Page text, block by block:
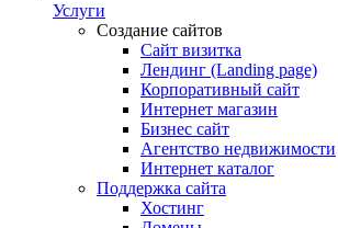
Услуги
Создание сайтов
Сайт визитка
Лендинг (Landing page)
Корпоративный сайт
Интернет магазин
Бизнес сайт
Агентство недвижимости
Интернет каталог
Поддержка сайта
Хостинг